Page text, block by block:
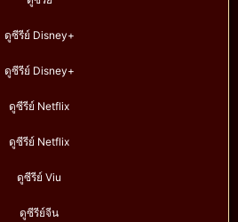
ดูซีรีย์ Disney+
ดูซีรีย์ Disney+
ดูซีรีย์ Netflix
ดูซีรีย์ Netflix
ดูซีรีย์ Viu
ดูซีรีย์จีน